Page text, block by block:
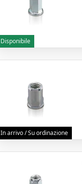
Disponibile
In arrivo / Su ordinazione